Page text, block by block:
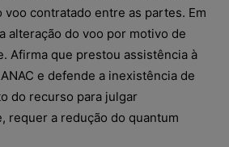
contratado entre as partes. Em
alteração do voo por motivo de
Afirma que prestou assistência à
e defende a inexistência de
do recurso para julgar
requer a redução do quantum